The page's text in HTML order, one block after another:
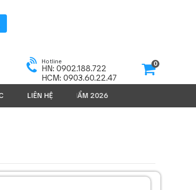
Hotline
HN: 0902.188.722
HCM: 0903.60.22.47
0
LIÊN HỆ
SẢN PHẨM 2026